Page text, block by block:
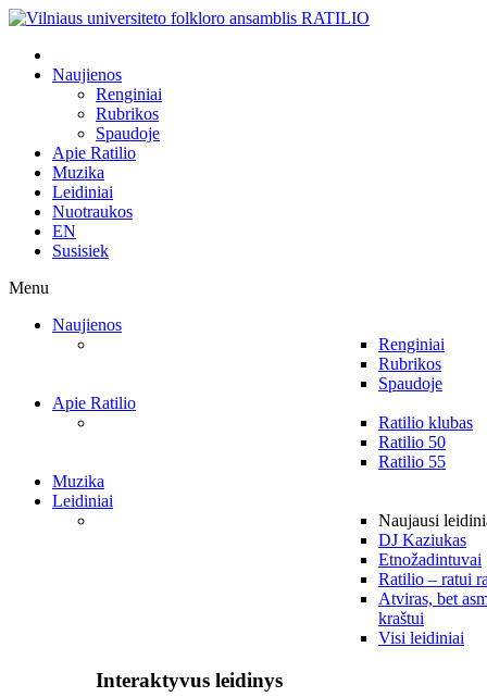
Naujienos
Renginiai
Rubrikos
Spaudoje
Apie Ratilio
Muzika
Leidiniai
Nuotraukos
EN
Susisiek
Menu
Naujienos
Renginiai
Rubrikos
Spaudoje
Apie Ratilio
Ratilio klubas
Ratilio 50
Ratilio 55
Muzika
Leidiniai
Naujausi
DJ Kaziukas
Etnožadintuvai
Ratilio – ratui
Atviras, bet
kraštui
Visi leidiniai
Interaktyvus leidinys